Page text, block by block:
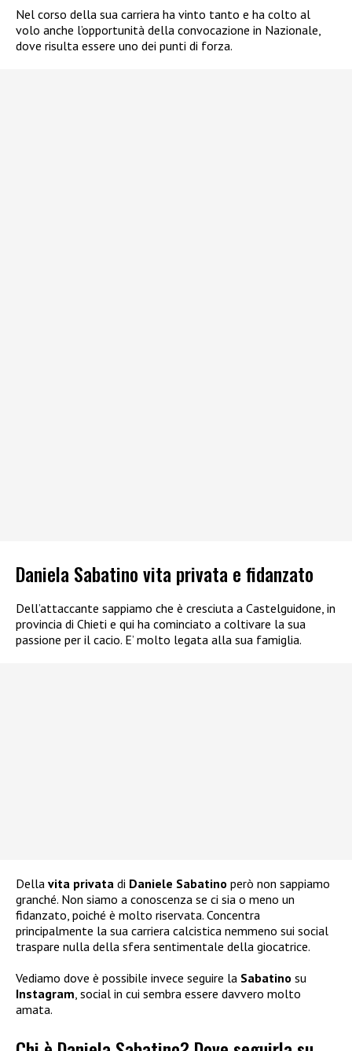
Nel corso della sua carriera ha vinto tanto e ha colto al
volo anche l’opportunità della convocazione in Nazionale,
dove risulta essere uno dei punti di forza.
Daniela Sabatino vita privata e fidanzato
Dell’attaccante sappiamo che è cresciuta a Castelguidone, in
provincia di Chieti e qui ha cominciato a coltivare la sua
passione per il cacio. E’ molto legata alla sua famiglia.
Della vita privata di Daniele Sabatino però non sappiamo
granché. Non siamo a conoscenza se ci sia o meno un
fidanzato, poiché è molto riservata. Concentra
principalmente la sua carriera calcistica nemmeno sui social
traspare nulla della sfera sentimentale della giocatrice.
Vediamo dove è possibile invece seguire la Sabatino su
Instagram , social in cui sembra essere davvero molto
amata.